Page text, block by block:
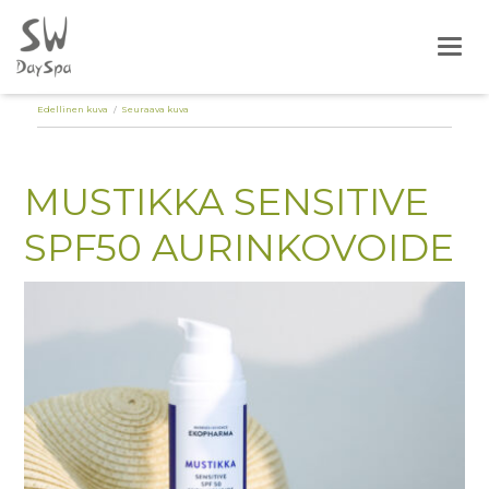
Edellinen kuva Seuraava kuva
MUSTIKKA SENSITIVE
SPF50 AURINKOVOIDE